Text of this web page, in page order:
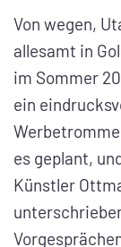
Von wegen,
allesamt in
im Sommer
ein
es geplant,
Künstler